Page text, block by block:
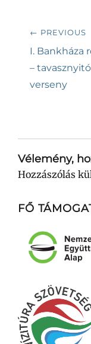
Bejegyzés
navigáció
← PREVIOUS
Previous
post:
I. Bankháza
– tavasznyitó
verseny
Vélemény,
Hozzászólás
FŐ